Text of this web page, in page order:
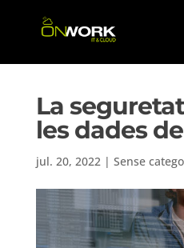
La
les dades
jul. 20, 2022| Sense